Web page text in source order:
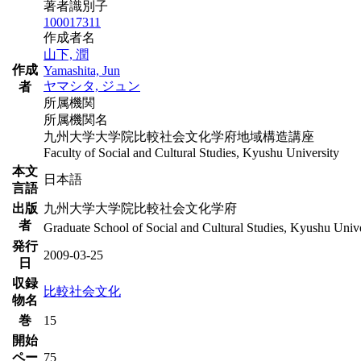
作成
者
著者識別子
100017311
作成者名
山下, 潤
Yamashita, Jun
ヤマシタ, ジュン
所属機関
所属機関名
九州大学大学院比較社会文化学府地域構造講座
Faculty of Social and Cultural Studies, Kyushu University
本文
言語
日本語
出版
者
九州大学大学院比較社会文化学府
Graduate School of Social and Cultural Studies, Kyushu
発行
日
2009-03-25
収録
物名
比較社会文化
巻
15
開始
ペー 75